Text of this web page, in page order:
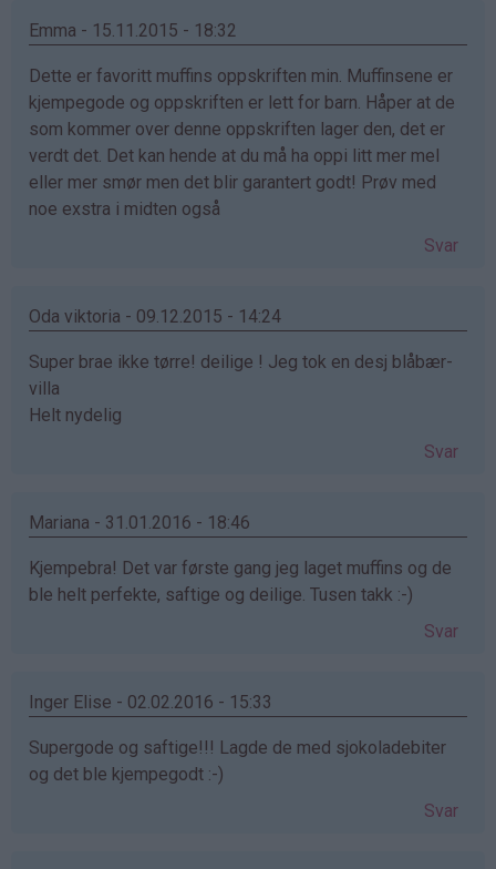
Emma - 15.11.2015 - 18:32
Dette er favoritt muffins oppskriften min. Muffinsene er
kjempegode og oppskriften er lett for barn. Håper at de
som kommer over denne oppskriften lager den, det er
verdt det. Det kan hende at du må ha oppi litt mer mel
eller mer smør men det blir garantert godt! Prøv med
noe exstra i midten også
Svar
Oda viktoria - 09.12.2015 - 14:24
Super brae ikke tørre! deilige ! Jeg tok en desj blåbær-
villa
Helt nydelig
Svar
Mariana - 31.01.2016 - 18:46
Kjempebra! Det var første gang jeg laget muffins og de
ble helt perfekte, saftige og deilige. Tusen takk :-)
Svar
Inger Elise - 02.02.2016 - 15:33
Supergode og saftige!!! Lagde de med sjokoladebiter
og det ble kjempegodt :-)
Svar